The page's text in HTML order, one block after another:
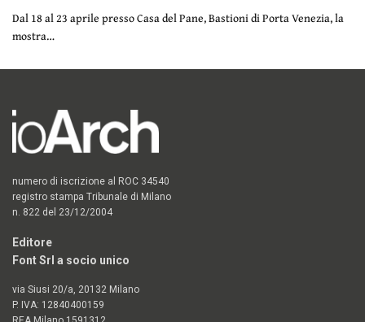
Dal 18 al 23 aprile presso Casa del Pane, Bastioni di Porta Venezia, la
mostra…
numero di iscrizione al ROC 34540
registro stampa Tribunale di Milano
n. 822 del 23/12/2004
Editore
Font Srl a socio unico
via Siusi 20/a, 20132 Milano
P. IVA: 12840400159